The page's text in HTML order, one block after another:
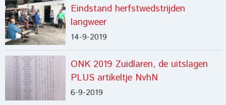
Eindstand herfstwedstrijden
langweer
14-9-2019
ONK 2019 Zuidlaren, de uitslagen
PLUS artikeltje NvhN
6-9-2019